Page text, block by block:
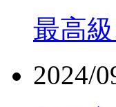
最高
2024/